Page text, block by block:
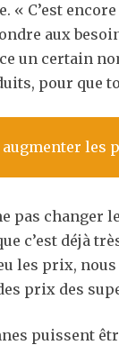
C’est
aux
un certain
pour que
augmenter les
changer
c’est déjà
les prix,
prix des
puissent